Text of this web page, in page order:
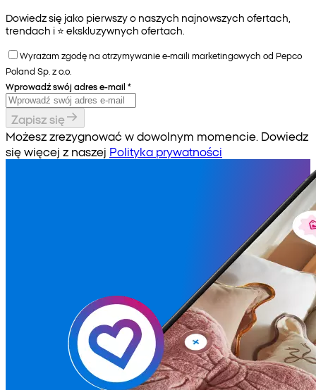
Dowiedz się jako pierwszy o naszych najnowszych ofertach,
trendach i ⭐️ ekskluzywnych ofertach.
Wyrażam zgodę na otrzymywanie e-maili marketingowych od Pepco
Poland Sp. z o.o.
Wprowadź swój adres e-mail *
Zapisz się
Możesz zrezygnować w dowolnym momencie. Dowiedz
się więcej z naszej Polityka prywatności